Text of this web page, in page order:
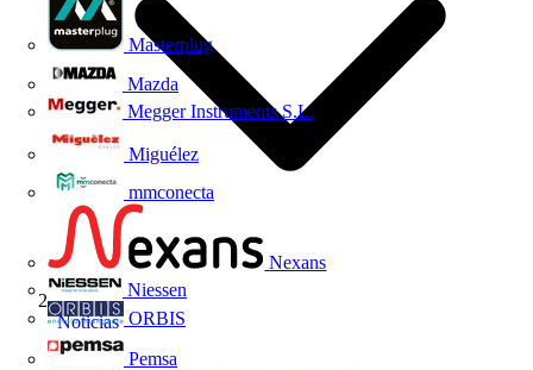
Masterplug
Mazda
Megger Instruments S.L.
Miguélez
mmconecta
Nexans
Niessen
ORBIS
Pemsa
Noticias